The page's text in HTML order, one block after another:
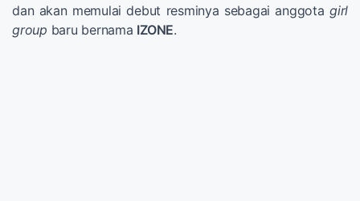
dan akan memulai debut resminya sebagai anggota girl
group baru bernama IZONE.